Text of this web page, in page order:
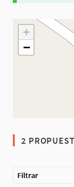
El siguiente
+
−
2
Filtrar